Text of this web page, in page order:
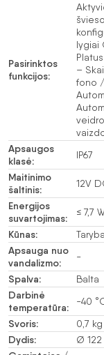
Pasirinktos
funkcijos:
lygiai
–
fono
Apsaugos
klasė:
IP67
Maitinimo
šaltinis:
12V
Energijos
suvartojimas:
≤ 7,7
Kūnas:
Apsauga nuo
vandalizmo:
-
Spalva: Balta
Darbinė
temperatūra:
-40
Svoris: 0,7 kg
Dydis: Ø 122